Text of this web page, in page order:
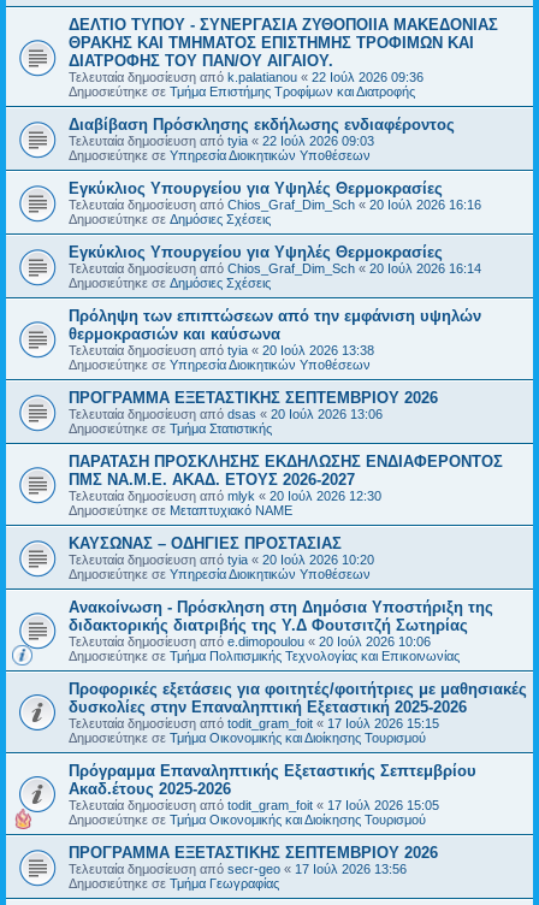
ΔΕΛΤΙΟ ΤΥΠΟΥ - ΣΥΝΕΡΓΑΣΙΑ ΖΥΘΟΠΟΙΙΑ ΜΑΚΕΔΟΝΙΑΣ
ΘΡΑΚΗΣ ΚΑΙ ΤΜΗΜΑΤΟΣ ΕΠΙΣΤΗΜΗΣ ΤΡΟΦΙΜΩΝ ΚΑΙ
ΔΙΑΤΡΟΦΗΣ ΤΟΥ ΠΑΝ/ΟΥ ΑΙΓΑΙΟΥ.
Τελευταία δημοσίευση από k.palatianou « 22 Ιούλ 2026 09:36
Δημοσιεύτηκε σε Τμήμα Επιστήμης Τροφίμων και Διατροφής
Διαβίβαση Πρόσκλησης εκδήλωσης ενδιαφέροντος
Τελευταία δημοσίευση από tyia « 22 Ιούλ 2026 09:03
Δημοσιεύτηκε σε Υπηρεσία Διοικητικών Υποθέσεων
Εγκύκλιος Υπουργείου για Υψηλές Θερμοκρασίες
Τελευταία δημοσίευση από Chios_Graf_Dim_Sch « 20 Ιούλ 2026 16:16
Δημοσιεύτηκε σε Δημόσιες Σχέσεις
Εγκύκλιος Υπουργείου για Υψηλές Θερμοκρασίες
Τελευταία δημοσίευση από Chios_Graf_Dim_Sch « 20 Ιούλ 2026 16:14
Δημοσιεύτηκε σε Δημόσιες Σχέσεις
Πρόληψη των επιπτώσεων από την εμφάνιση υψηλών
θερμοκρασιών και καύσωνα
Τελευταία δημοσίευση από tyia « 20 Ιούλ 2026 13:38
Δημοσιεύτηκε σε Υπηρεσία Διοικητικών Υποθέσεων
ΠΡΟΓΡΑΜΜΑ ΕΞΕΤΑΣΤΙΚΗΣ ΣΕΠΤΕΜΒΡΙΟΥ 2026
Τελευταία δημοσίευση από dsas « 20 Ιούλ 2026 13:06
Δημοσιεύτηκε σε Τμήμα Στατιστικής
ΠΑΡΑΤΑΣΗ ΠΡΟΣΚΛΗΣΗΣ ΕΚΔΗΛΩΣΗΣ ΕΝΔΙΑΦΕΡΟΝΤΟΣ
ΠΜΣ ΝΑ.Μ.Ε. ΑΚΑΔ. ΕΤΟΥΣ 2026-2027
Τελευταία δημοσίευση από mlyk « 20 Ιούλ 2026 12:30
Δημοσιεύτηκε σε Μεταπτυχιακό ΝΑΜΕ
ΚΑΥΣΩΝΑΣ – ΟΔΗΓΙΕΣ ΠΡΟΣΤΑΣΙΑΣ
Τελευταία δημοσίευση από tyia « 20 Ιούλ 2026 10:20
Δημοσιεύτηκε σε Υπηρεσία Διοικητικών Υποθέσεων
Ανακοίνωση - Πρόσκληση στη Δημόσια Υποστήριξη της
διδακτορικής διατριβής της Υ.Δ Φουτσιτζή Σωτηρίας
Τελευταία δημοσίευση από e.dimopoulou « 20 Ιούλ 2026 10:06
Δημοσιεύτηκε σε Τμήμα Πολιτισμικής Τεχνολογίας και Επικοινωνίας
Προφορικές εξετάσεις για φοιτητές/φοιτήτριες με μαθησιακές
δυσκολίες στην Επαναληπτική Εξεταστική 2025-2026
Τελευταία δημοσίευση από todit_gram_foit « 17 Ιούλ 2026 15:15
Δημοσιεύτηκε σε Τμήμα Οικονομικής και Διοίκησης Τουρισμού
Πρόγραμμα Επαναληπτικής Εξεταστικής Σεπτεμβρίου
Ακαδ.έτους 2025-2026
Τελευταία δημοσίευση από todit_gram_foit « 17 Ιούλ 2026 15:05
Δημοσιεύτηκε σε Τμήμα Οικονομικής και Διοίκησης Τουρισμού
ΠΡΟΓΡΑΜΜΑ ΕΞΕΤΑΣΤΙΚΗΣ ΣΕΠΤΕΜΒΡΙΟΥ 2026
Τελευταία δημοσίευση από secr-geo « 17 Ιούλ 2026 13:56
Δημοσιεύτηκε σε Τμήμα Γεωγραφίας